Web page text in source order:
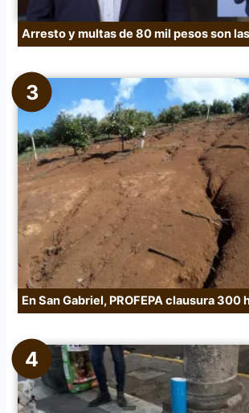
Arresto y multas de 80 mil pesos son
En San Gabriel, PROFEPA clausura